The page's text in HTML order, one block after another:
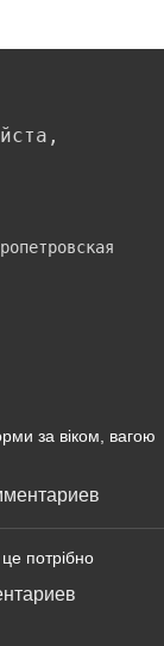
за віком, вагою
потрібно